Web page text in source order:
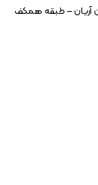
آریان – طبقه همکف